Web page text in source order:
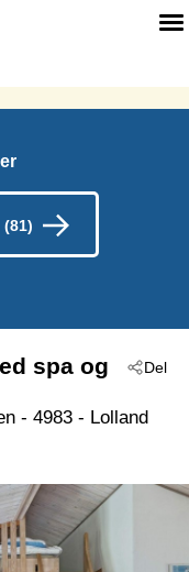
Del
spa og
- 4983 - Lolland